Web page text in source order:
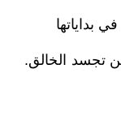
تجسد الخالق.